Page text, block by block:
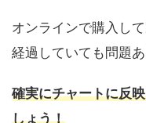
オンラインで購入し
経過していても問題あ
確実にチャートに反
しょう！